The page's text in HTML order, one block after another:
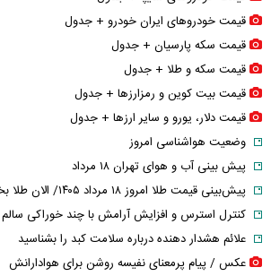
قیمت خودرو‌های ایران خودرو + جدول
قیمت سکه پارسیان + جدول
قیمت سکه و طلا + جدول
قیمت بیت کوین و رمزارز‌ها + جدول
قیمت دلار، یورو و سایر ارز‌ها + جدول
وضعیت هواشناسی امروز
پیش بینی آب و هوای تهران ۱۸ مرداد
پیش‌بینی قیمت طلا امروز ۱۸ مرداد ۱۴۰۵/ الان طلا بخریم یا صبر کنیم؟
کنترل استرس و افزایش آرامش با چند خوراکی سالم
علائم هشدار دهنده درباره سلامت کبد را بشناسید
عکس / پیام پرمعنای نفیسه روشن برای هوادارانش